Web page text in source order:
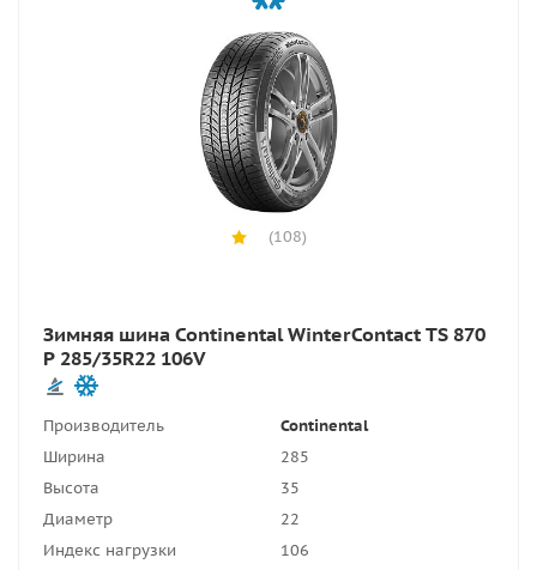
(108)
Зимняя шина Continental WinterContact TS 870
P 285/35R22 106V
Производитель
Continental
Ширина
285
Высота
35
Диаметр
22
Индекс нагрузки
106